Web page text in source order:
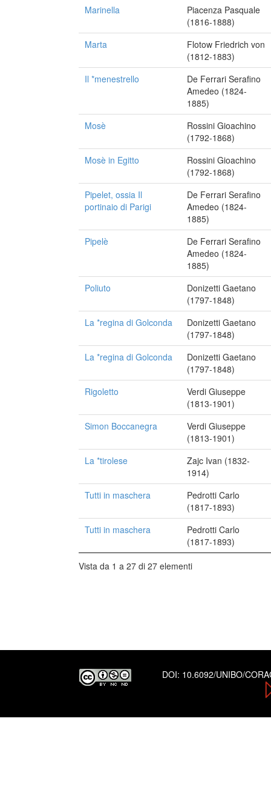
Marinella
Piacenza Pasquale
(1816-1888)
Marta
Flotow Friedrich von
(1812-1883)
Il *menestrello
De Ferrari Serafino
Amedeo (1824-
1885)
Mosè
Rossini Gioachino
(1792-1868)
Mosè in Egitto
Rossini Gioachino
(1792-1868)
Pipelet, ossia Il
portinaio di Parigi
De Ferrari Serafino
Amedeo (1824-
1885)
Pipelè
De Ferrari Serafino
Amedeo (1824-
1885)
Poliuto
Donizetti Gaetano
(1797-1848)
La *regina di Golconda
Donizetti Gaetano
(1797-1848)
La *regina di Golconda
Donizetti Gaetano
(1797-1848)
Rigoletto
Verdi Giuseppe
(1813-1901)
Simon Boccanegra
Verdi Giuseppe
(1813-1901)
La *tirolese
Zajc Ivan (1832-
1914)
Tutti in maschera
Pedrotti Carlo
(1817-1893)
Tutti in maschera
Pedrotti Carlo
(1817-1893)
Vista da 1 a 27 di 27 elementi
DOI: 10.6092/UNIBO/